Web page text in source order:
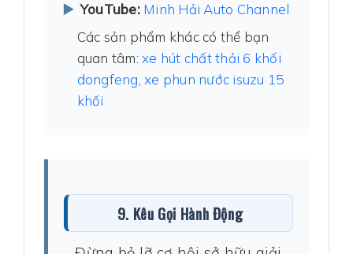
YouTube: Minh Hải Auto Channel
Các sản phẩm khác có thể bạn
quan tâm: xe hút chất thải 6 khối
dongfeng xe phun nước isuzu 15
khối
9. Kêu Gọi Hành Động